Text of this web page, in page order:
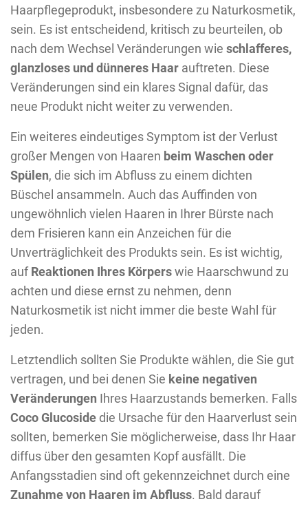
Haarpflegeprodukt, insbesondere zu Naturkosmetik,
sein. Es ist entscheidend, kritisch zu beurteilen, ob
nach dem Wechsel Veränderungen wie schlafferes,
glanzloses und dünneres Haar auftreten. Diese
Veränderungen sind ein klares Signal dafür, das
neue Produkt nicht weiter zu verwenden.
Ein weiteres eindeutiges Symptom ist der Verlust
großer Mengen von Haaren beim Waschen oder
Spülen, die sich im Abfluss zu einem dichten
Büschel ansammeln. Auch das Auffinden von
ungewöhnlich vielen Haaren in Ihrer Bürste nach
dem Frisieren kann ein Anzeichen für die
Unverträglichkeit des Produkts sein. Es ist wichtig,
aufReaktionen Ihres Körperswie Haarschwund zu
achten und diese ernst zu nehmen, denn
Naturkosmetik ist nicht immer die beste Wahl für
jeden.
Letztendlich sollten Sie Produkte wählen, die Sie gut
vertragen, und bei denen Sie keine negativen
Veränderungen Ihres Haarzustands bemerken. Falls
Coco Glucoside die Ursache für den Haarverlust sein
sollten, bemerken Sie möglicherweise, dass Ihr Haar
diffus über den gesamten Kopf ausfällt. Die
Anfangsstadien sind oft gekennzeichnet durch eine
Zunahme von Haaren im Abfluss. Bald darauf